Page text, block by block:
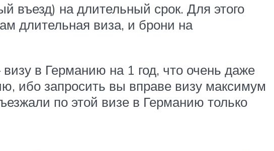
въезд) на длительный срок. Для этого
длительная виза, и брони на
в Германию на 1 год, что очень даже
ибо запросить вы вправе визу максимум
по этой визе в Германию только